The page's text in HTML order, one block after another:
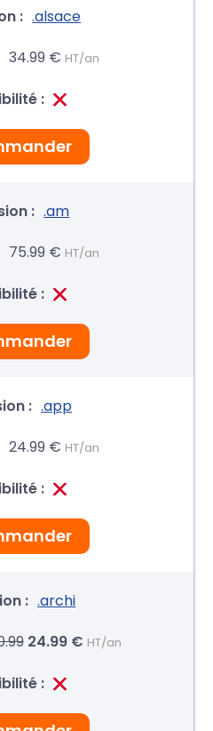
.alsace
34.99 € HT/an
.am
75.99 € HT/an
.app
24.99 € HT/an
.archi
24.99 € HT/an